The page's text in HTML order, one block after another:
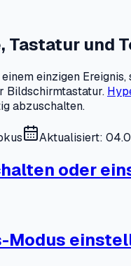
und
einzigen
Bildschirmtastatur.
abzuschalten.
Aktualisiert:
oder
Modus